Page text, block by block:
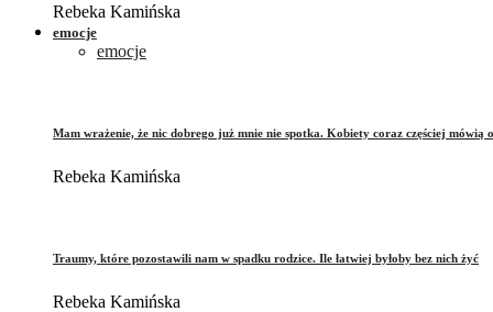
Rebeka Kamińska
emocje
emocje
Mam wrażenie, że nic dobrego już mnie nie spotka. Kobiety coraz częściej mówią
Rebeka Kamińska
Traumy, które pozostawili nam w spadku rodzice. Ile łatwiej byłoby bez nich żyć
Rebeka Kamińska